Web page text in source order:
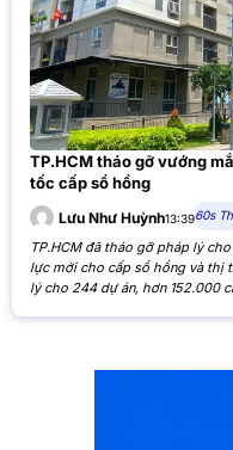
TP.HCM tháo gỡ vướng
tốc cấp sổ hồng
Lưu Như Huỳnh13:3960s
TP.HCM đã tháo gỡ pháp lý
lực mới cho cấp sổ hồng và thị
lý cho 244 dự án, hơn 152.000